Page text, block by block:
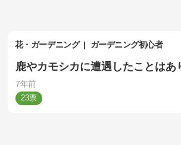
花・ガーデニング ガーデニング初心者
鹿やカモシカに遭遇したことはあ
7年前
23